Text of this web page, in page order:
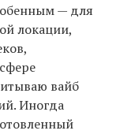
— для
локации,
вайб
Иногда